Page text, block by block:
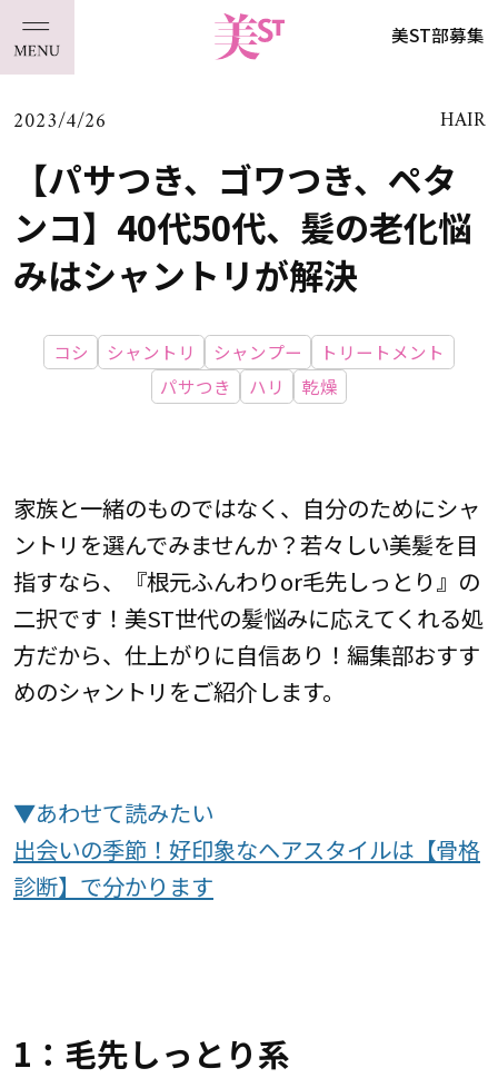
美ST部募集
2023/4/26 HAIR
【パサつき、ゴワつき、ペタ
ンコ】40代50代、髪の老化悩
みはシャントリが解決
コシ シャントリ シャンプー
トリートメント
パサつき
ハリ 乾燥
家族と一緒のものではなく、自分のためにシャ
ントリを選んでみませんか？若々しい美髪を目
指すなら、『根元ふんわりor毛先しっとり』の
二択です！美ST世代の髪悩みに応えてくれる処
方だから、仕上がりに自信あり！編集部おすす
めのシャントリをご紹介します。
▼あわせて読みたい
出会いの季節！好印象なヘアスタイルは【骨格
診断】で分かります
1：毛先しっとり系